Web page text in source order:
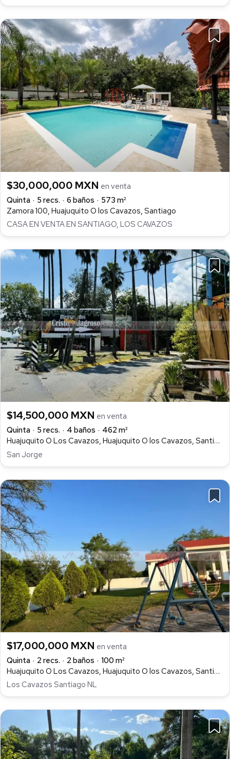
$30,000,000 MXN en venta
Quinta
5 recs. 6 baños
573 m²
Zamora 100, Huajuquito O los Cavazos, Santiago
CASA EN VENTA EN SANTIAGO, LOS CAVAZOS
$14,500,000 MXN en venta
Quinta
5 recs. 4 baños
462 m²
Huajuquito O Los Cavazos, Huajuquito O los Cavazos, Santiago
San Jorge
$17,000,000 MXN en venta
Quinta
2 recs. 2 baños
100 m²
Huajuquito O Los Cavazos, Huajuquito O los Cavazos, Santiago
Los Cavazos Santiago NL